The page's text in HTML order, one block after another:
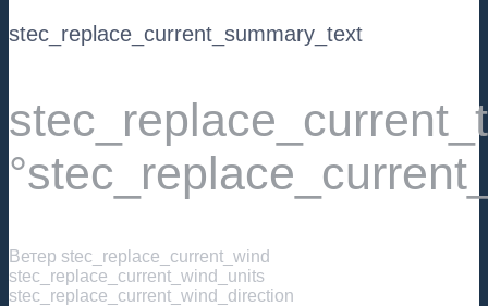
stec_replace_current_summary_text
Ветер stec_replace_current_wind
stec_replace_current_wind_units
stec_replace_current_wind_direction